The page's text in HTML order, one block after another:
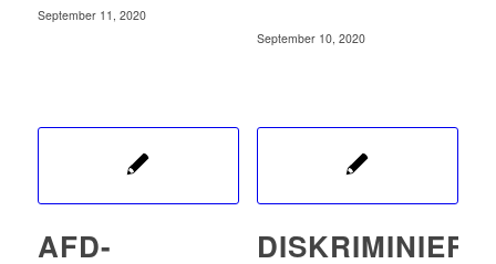
September 11, 2020
September 10, 2020
AFD-